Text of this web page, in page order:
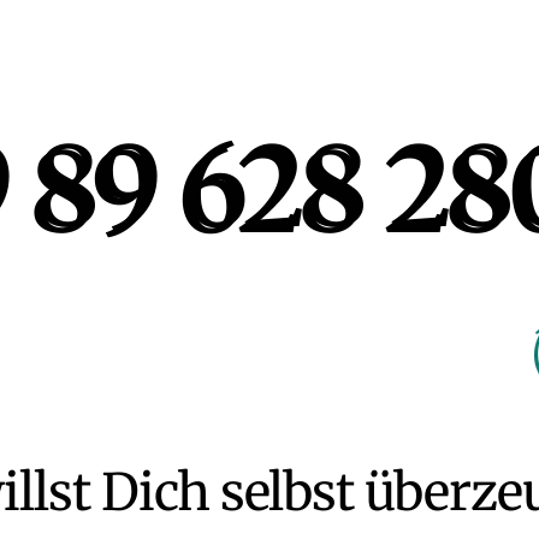
628
89 628
Dich selbst